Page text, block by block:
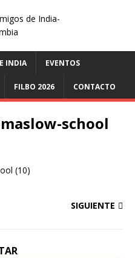
INDIA EVENTOS
FILBO 2026 CONTACTO
school
SIGUIENTE